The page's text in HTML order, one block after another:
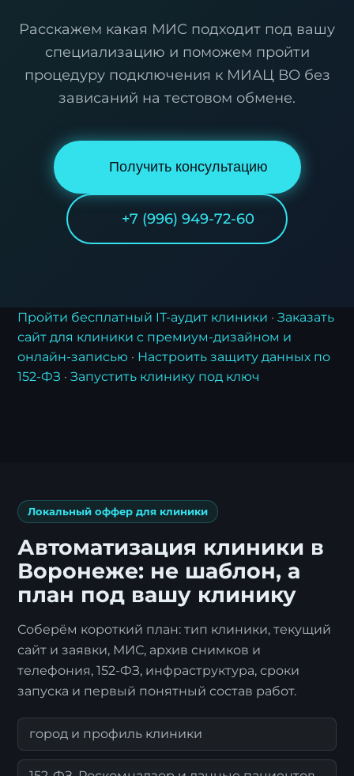
Расскажем какая МИС подходит под вашу
специализацию и поможем пройти
процедуру подключения к МИАЦ ВО без
зависаний на тестовом обмене.
Получить консультацию
+7 (996) 949-72-60
Пройти бесплатный IT-аудит клиники ·Заказать
сайт для клиники с премиум-дизайном и
онлайн-записью · Настроить защиту данных по
152-ФЗ ·Запустить клинику под ключ
Локальный оффер для клиники
Автоматизация клиники в
Воронеже: не шаблон, а
план под вашу клинику
Соберём короткий план: тип клиники, текущий
сайт и заявки, МИС, архив снимков и
телефония, 152-ФЗ, инфраструктура, сроки
запуска и первый понятный состав работ.
город и профиль клиники